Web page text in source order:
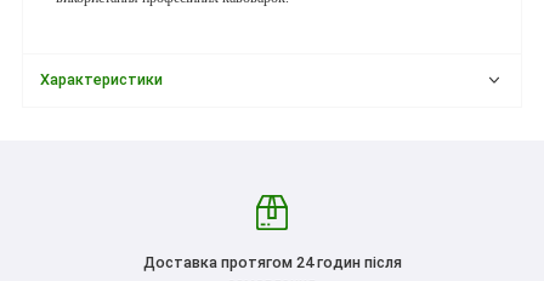
Характеристики
Доставка протягом 24 годин після